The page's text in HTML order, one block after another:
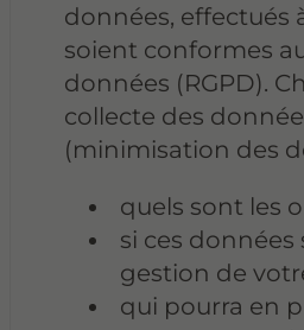
données, effectués
soient conformes
données (RGPD).
collecte des
(minimisation des
quels sont les
si ces
gestion de
qui pourra en